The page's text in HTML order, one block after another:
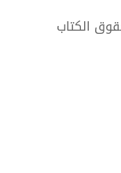
الكتاب